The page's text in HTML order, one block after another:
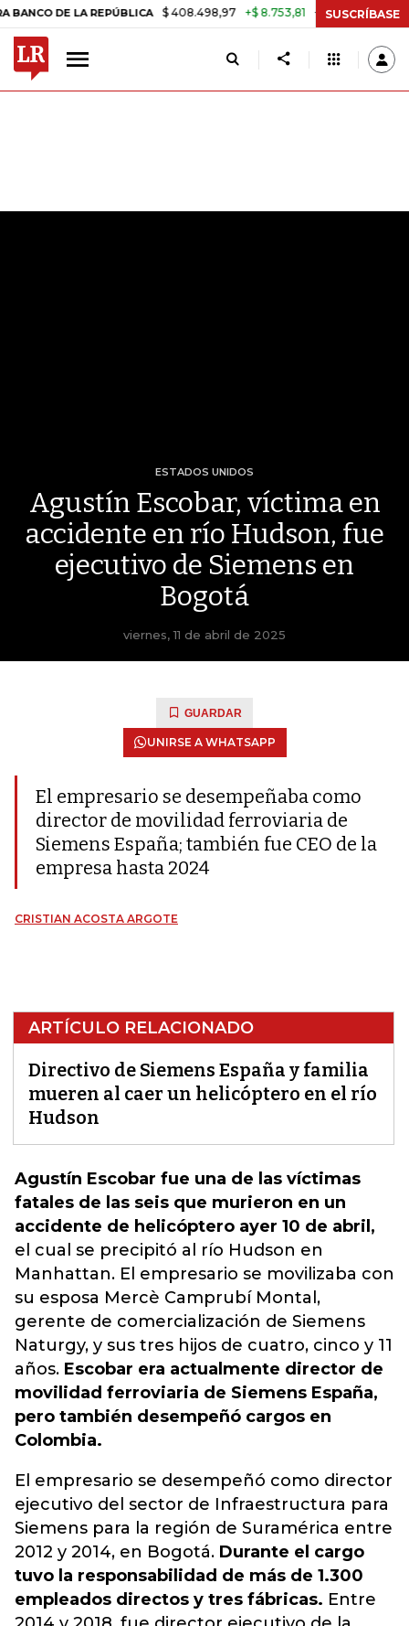
LA REPÚBLICA $ 408.498,97 +$ 8.753,81 +2,19% TASA DE USURA
SUSCRÍBASE
ESTADOS UNIDOS
Agustín Escobar, víctima en
accidente en río Hudson, fue
ejecutivo de Siemens en
Bogotá
viernes, 11 de abril de 2025
GUARDAR
UNIRSE A WHATSAPP
El empresario se desempeñaba como
director de movilidad ferroviaria de
Siemens España; también fue CEO de la
empresa hasta 2024
CRISTIAN ACOSTA ARGOTE
ARTÍCULO RELACIONADO
Directivo de Siemens España y familia
mueren al caer un helicóptero en el río
Hudson
Agustín Escobar fue una de las víctimas
fatales de las seis que murieron en un
accidente de helicóptero ayer 10 de abril,
el cual se precipitó al río Hudson en
Manhattan. El empresario se movilizaba con
su esposa Mercè Camprubí Montal,
gerente de comercialización de Siemens
Naturgy, y sus tres hijos de cuatro, cinco y 11
años. Escobar era actualmente director de
movilidad ferroviaria de Siemens España,
pero también desempeñó cargos en
Colombia.
El empresario se desempeñó como director
ejecutivo del sector de Infraestructura para
Siemens para la región de Suramérica entre
2012 y 2014, en Bogotá. Durante el cargo
tuvo la responsabilidad de más de 1.300
empleados directos y tres fábricas. Entre